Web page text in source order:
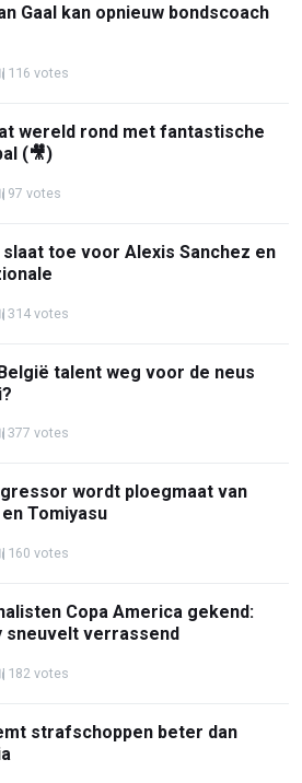
Gaal kan opnieuw bondscoach
116 votes
wereld rond met fantastische
(🎥)
97 votes
toe voor Alexis Sanchez en
314 votes
talent weg voor de neus
377 votes
wordt ploegmaat van
Tomiyasu
160 votes
Copa America gekend:
sneuvelt verrassend
182 votes
strafschoppen beter dan